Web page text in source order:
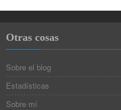
Otras cosas
Sobre el blog
Estadísticas
Sobre mí